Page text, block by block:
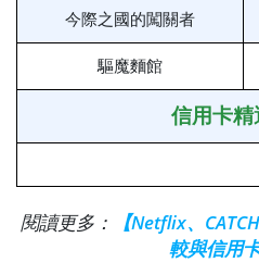
今際之國的闖關者
驅魔麵館
信用卡精
閱讀更多：
【Netflix、
較與信用